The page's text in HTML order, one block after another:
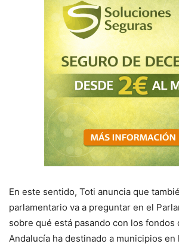
En este sentido, Toti anuncia que
parlamentario va a preguntar en el
sobre qué está pasando con los fondos
Andalucía ha destinado a municipios en